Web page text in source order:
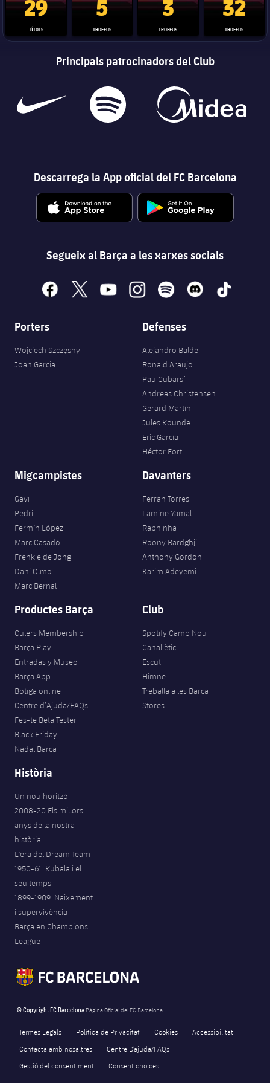
29
TÍTOLS
5
TROFEUS
3
TROFEUS
32
TROFEUS
Principals patrocinadors del Club
Descarrega la App oficial del FC Barcelona
Segueix al Barça a les xarxes socials
facebook
x youtubeinstagramspotify discord tiktok
Porters
Wojciech Szczęsny
Joan Garcia
Defenses
Alejandro Balde
Ronald Araujo
Pau Cubarsí
Andreas Christensen
Gerard Martín
Jules Kounde
Eric García
Héctor Fort
Migcampistes
Gavi
Pedri
Fermín López
Marc Casadó
Frenkie de Jong
Dani Olmo
Marc Bernal
Davanters
Ferran Torres
Lamine Yamal
Raphinha
Roony Bardghji
Anthony Gordon
Karim Adeyemi
Productes Barça
Culers Membership
Barça Play
Entradas y Museo
Barça App
Botiga online
Centre d’Ajuda/FAQs
Fes-te Beta Tester
Black Friday
Nadal Barça
Club
Spotify Camp Nou
Canal ètic
Escut
Himne
Treballa a les Barça
Stores
Història
Un nou horitzó
2008-20 Els millors
anys de la nostra
història
L'era del Dream Team
1950-61. Kubala i el
seu temps
1899-1909. Naixement
i supervivència
Barça en Champions
League
© Copyright FC Barcelona Pàgina Oficial del FC Barcelona
Termes Legals Política de Privacitat Cookies
Accessibilitat
Contacta amb nosaltres
Centre D’ajuda/FAQs
Gestió del consentiment
Consent choices